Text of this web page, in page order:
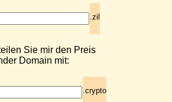
.zil
Sie mir den Preis
Domain mit:
.crypto